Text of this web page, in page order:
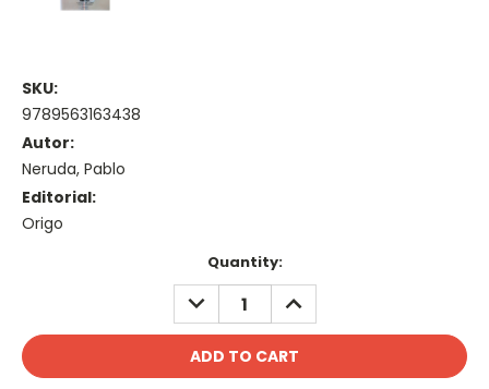
SKU:
9789563163438
Autor:
Neruda, Pablo
Editorial:
Origo
Quantity:
DECREASE
QUANTITY:
INCREASE
QUANTITY: